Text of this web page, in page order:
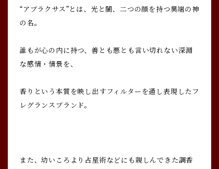
“アブラクサス”とは、光と闇、二つの顔を持つ異端の神
の名。
誰もが心の内に持つ、善とも悪とも言い切れない深淵
な感情・情景を、
香りという本質を映し出すフィルターを通し表現したフ
レグランスブランド。
また、幼いころより占星術などにも親しんできた調香